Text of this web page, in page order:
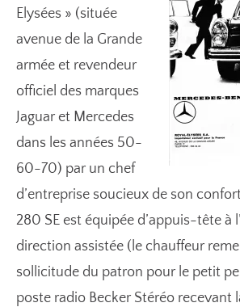
Elysées » (située
avenue de la Grande
armée et revendeur
officiel des marques
Jaguar et Mercedes
dans les années 50-
60-70) par un chef
d’entreprise soucieux de son
280 SE est équipée d’appuis-tête à
direction assistée (le chauffeur
sollicitude du patron pour le petit
poste radio Becker Stéréo recevant